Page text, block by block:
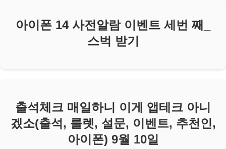
아이폰 14 사전알람 이벤트 세번 째_
스벅 받기
출석체크 매일하니 이게 앱테크 아니
겠소(출석, 룰렛, 설문, 이벤트, 추천인,
아이폰) 9월 10일